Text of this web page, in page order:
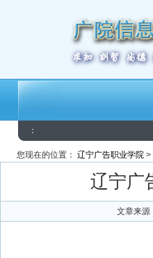
：
您现在的位置： 辽宁广告职业学院 >
辽宁广
文章来源